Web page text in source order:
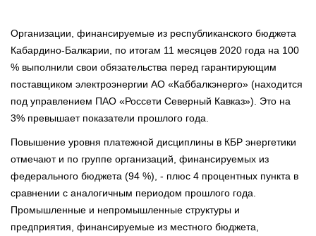
Организации, финансируемые из республиканского бюджета
Кабардино-Балкарии, по итогам 11 месяцев 2020 года на 100
% выполнили свои обязательства перед гарантирующим
поставщиком электроэнергии АО «Каббалкэнерго» (находится
под управлением ПАО «Россети Северный Кавказ»). Это на
3% превышает показатели прошлого года.
Повышение уровня платежной дисциплины в КБР энергетики
отмечают и по группе организаций, финансируемых из
федерального бюджета (94 %), - плюс 4 процентных пункта в
сравнении с аналогичным периодом прошлого года.
Промышленные и непромышленные структуры и
предприятия, финансируемые из местного бюджета,